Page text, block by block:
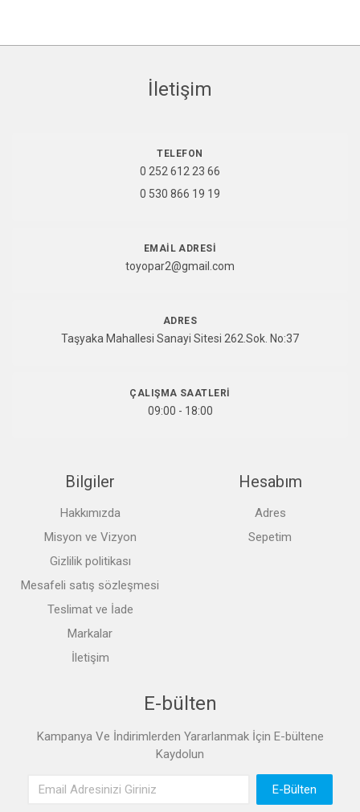
İletişim
TELEFON
0 252 612 23 66
0 530 866 19 19
EMAIL ADRESI
toyopar2@gmail.com
ADRES
Taşyaka Mahallesi Sanayi Sitesi 262.Sok. No:37
ÇALIŞMA SAATLERI
09:00 - 18:00
Bilgiler
Hakkımızda
Misyon ve Vizyon
Gizlilik politikası
Mesafeli satış sözleşmesi
Teslimat ve İade
Markalar
İletişim
Hesabım
Adres
Sepetim
E-bülten
Kampanya Ve İndirimlerden Yararlanmak İçin E-bültene
Kaydolun
Email Adres
E-Bülten